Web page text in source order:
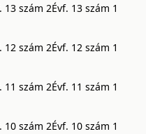
13 szám 2Évf. 13 szám 1
12 szám 2Évf. 12 szám 1
11 szám 2Évf. 11 szám 1
10 szám 2Évf. 10 szám 1